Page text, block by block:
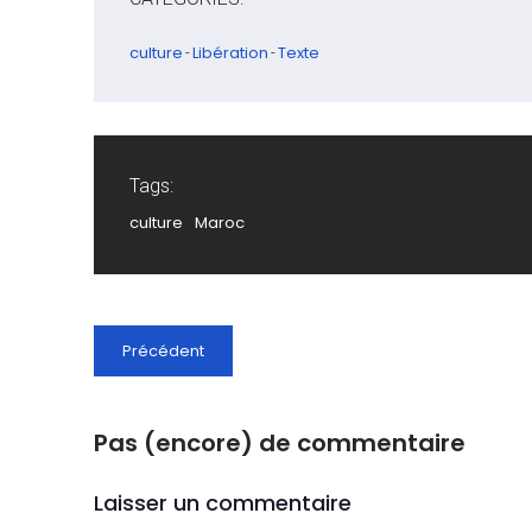
culture -Libération -Texte
Tags:
culture Maroc
Précédent
Pas (encore) de commentaire
Laisser un commentaire